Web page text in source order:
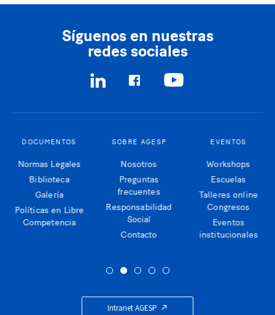
Síguenos en nuestras
redes sociales
DOCUMENTOS
Normas Legales
Biblioteca
Galería
Políticas en Libre
Competencia
SOBRE AGESP
Nosotros
Preguntas
frecuentes
Responsabilidad
Social
Contacto
EVENTOS
Workshops
Escuelas
Talleres online
Congresos
Eventos
institucionales
Intranet AGESP